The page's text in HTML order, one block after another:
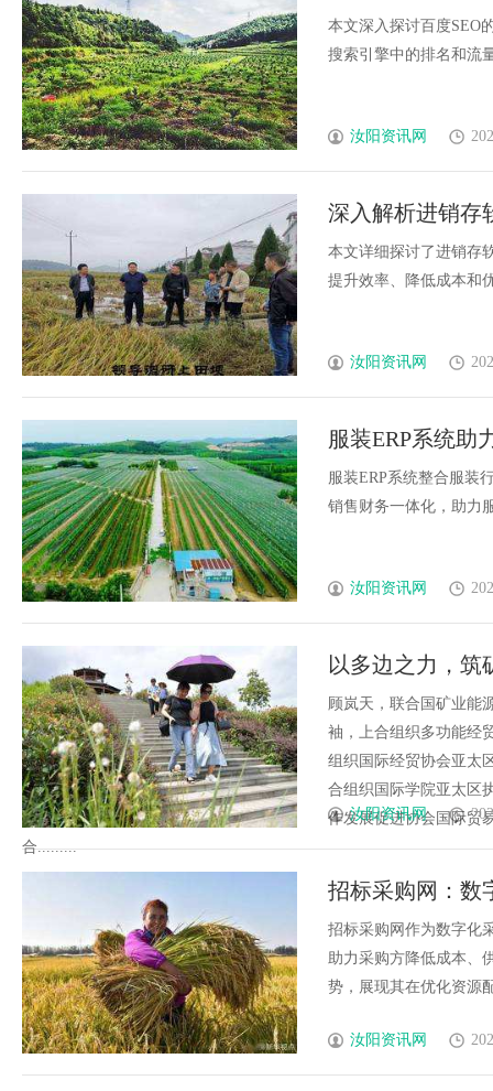
著
本文深入探讨百度SEO
搜索引擎中的排名和流
汝阳资讯网
深入解析进销存
本文详细探讨了进销存
提升效率、降低成本和
汝阳资讯网
服装ERP系统助
服装ERP系统整合服装
销售财务一体化，助力
汝阳资讯网
以多边之力，
太区域主任、福
顾岚天，联合国矿业能
袖，上合组织多功能经
组织国际经贸协会亚太
合组织国际学院亚太区
作发展促进协会国际贸
合.........
汝阳资讯网
招标采购网：数
招标采购网作为数字化
助力采购方降低成本、
势，展现其在优化资源
汝阳资讯网